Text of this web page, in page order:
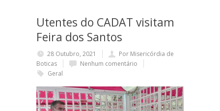
Utentes do CADAT visitam
Feira dos Santos
28 Outubro, 2021
Por Misericórdia de
Boticas
Nenhum comentário
Geral